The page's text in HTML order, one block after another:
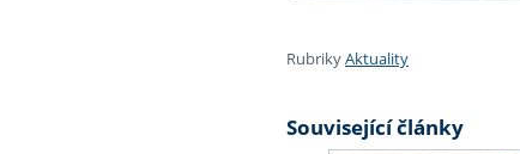
RubrikyAktuality
Související články